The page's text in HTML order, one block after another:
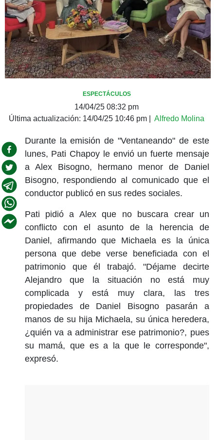
ESPECTÁCULOS
14/04/25 08:32 pm
Última actualización: 14/04/25 10:46 pm Alfredo Molina
Durante la emisión de "Ventaneando" de este
lunes, Pati Chapoy le envió un fuerte mensaje
a Alex Bisogno, hermano menor de Daniel
Bisogno, respondiendo al comunicado que el
conductor publicó en sus redes sociales.
Pati pidió a Alex que no buscara crear un
conflicto con el asunto de la herencia de
Daniel, afirmando que Michaela es la única
persona que debe verse beneficiada con el
patrimonio que él trabajó. "Déjame decirte
Alejandro que la situación no está muy
complicada y está muy clara, las tres
propiedades de Daniel Bisogno pasarán a
manos de su hija Michaela, su única heredera,
¿quién va a administrar ese patrimonio?, pues
su mamá, que es a la que le corresponde",
expresó.